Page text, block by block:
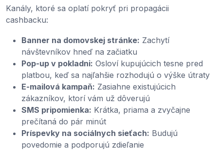
Kanály, ktoré sa oplatí pokryť pri propagácii
cashbacku:
Banner na domovskej stránke: Zachytí
návštevníkov hneď na začiatku
Pop-up v pokladni: Osloví kupujúcich tesne pred
platbou, keď sa najľahšie rozhodujú o výške útraty
E-mailová kampaň: Zasiahne existujúcich
zákazníkov, ktorí vám už dôverujú
SMS pripomienka: Krátka, priama a zvyčajne
prečítaná do pár minút
Príspevky na sociálnych sieťach: Budujú
povedomie a podporujú zdieľanie